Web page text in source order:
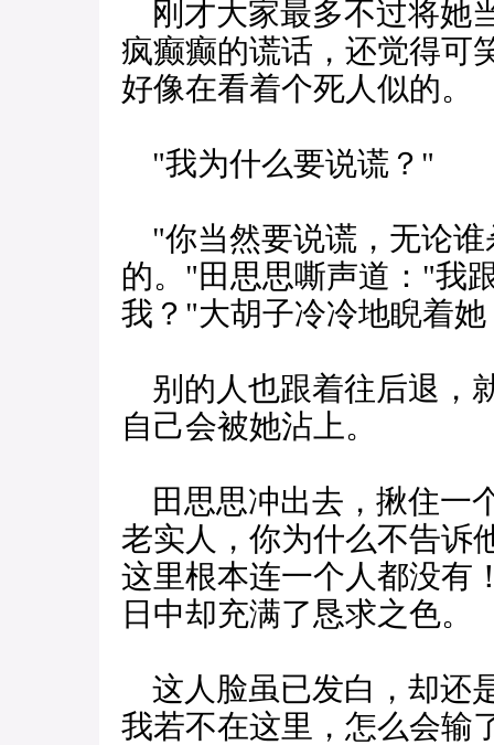
刚才大家最多不过将她
疯癫癫的谎话，还觉得可
好像在看着个死人似的。
"我为什么要说谎？"
"你当然要说谎，无论谁
的。"田思思嘶声道："我
我？"大胡子冷冷地睨着
别的人也跟着往后退，
自己会被她沾上。
田思思冲出去，揪住一
老实人，你为什么不告诉
这里根本连一个人都没有
日中却充满了恳求之色。
这人脸虽已发白，却还
我若不在这里，怎么会输